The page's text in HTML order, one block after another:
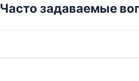
Часто задаваемые